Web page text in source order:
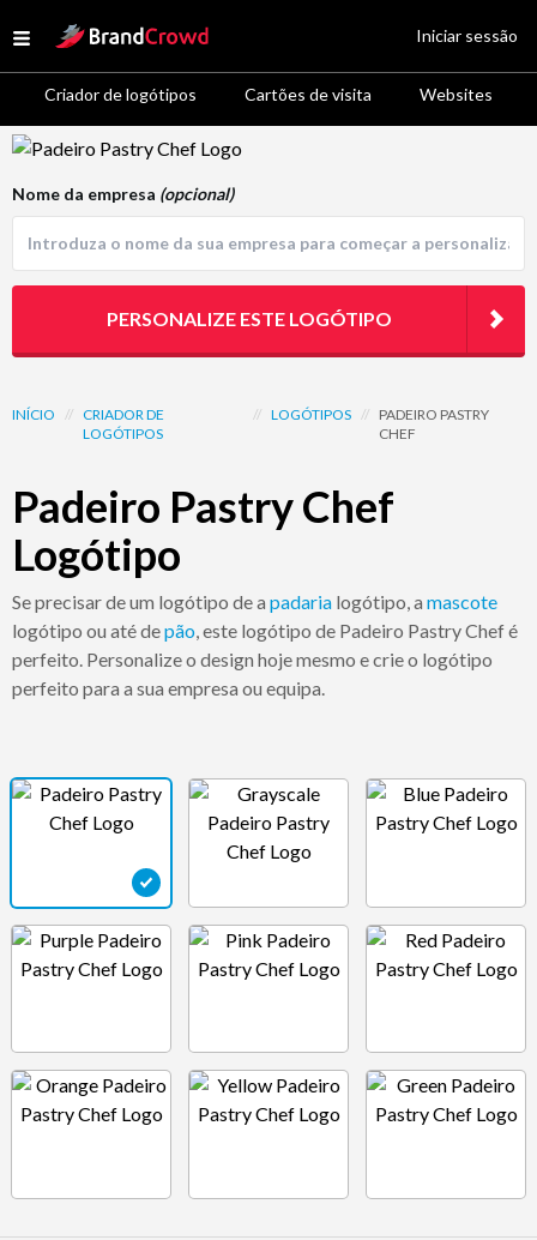
Open menu
Site Logo
Criador de logótipos Cartões de visita Websites
Iniciar sessão
Logo Template Preview
INÍCIO // CRIADOR DE
LOGÓTIPOS
// LOGÓTIPOS //
PADEIRO PASTRY
CHEF
Padeiro Pastry Chef
Logótipo
Se precisar de um logótipo de a padaria logótipo, a mascote
logótipo ou até depão, este logótipo de Padeiro Pastry Chef é
perfeito. Personalize o design hoje mesmo e crie o logótipo
perfeito para a sua empresa ou equipa.
Nome da empresa (opcional)
PERSONALIZE ESTE LOGÓTIPO